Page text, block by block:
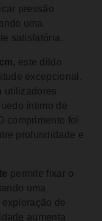
pressão
uma
satisfatória.
, este dildo
excepcional,
utilizadores
íntimo de
comprimento foi
profundidade e
permite fixar o
uma
de
aumenta